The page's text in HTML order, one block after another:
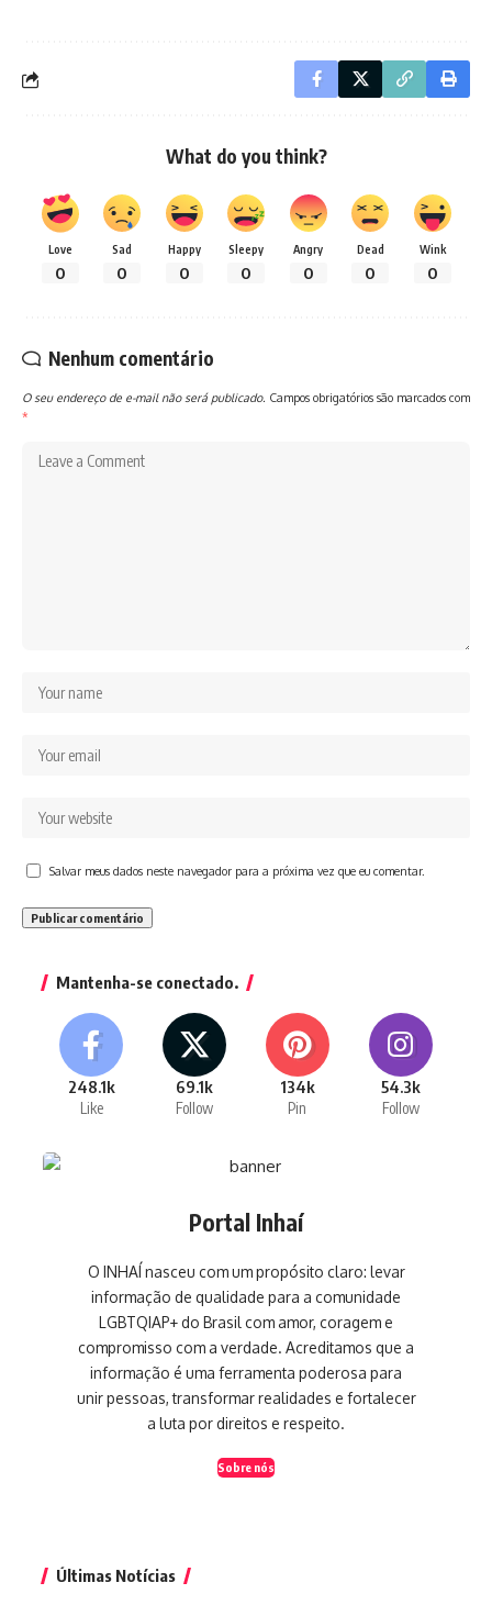
What do you think?
Love
0
Sad
0
Happy
0
Sleepy
0
Angry
0
Dead
0
Wink
0
Nenhum comentário
O seu endereço de e-mail não será publicado. Campos obrigatórios são marcados com
*
Salvar meus dados neste navegador para a próxima vez que eu comentar.
Mantenha-se conectado.
248.1k
Like
69.1k
Follow
134k
Pin
54.3k
Follow
Portal Inhaí
O INHAÍ nasceu com um propósito claro: levar
informação de qualidade para a comunidade
LGBTQIAP+ do Brasil com amor, coragem e
compromisso com a verdade. Acreditamos que a
informação é uma ferramenta poderosa para
unir pessoas, transformar realidades e fortalecer
a luta por direitos e respeito.
Sobre nós
Últimas Notícias